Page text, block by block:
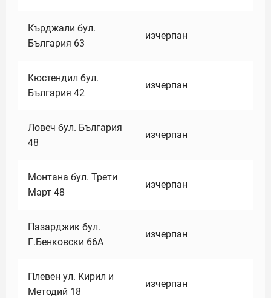
Кърджали бул.
България 63
изчерпан
Кюстендил бул.
България 42
изчерпан
Ловеч бул. България
48
изчерпан
Монтана бул. Трети
Март 48
изчерпан
Пазарджик бул.
Г.Бенковски 66А
изчерпан
Плевен ул. Кирил и
Методий 18
изчерпан